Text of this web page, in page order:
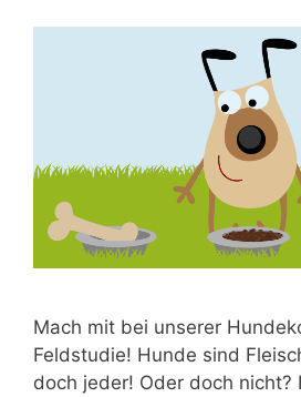
Mach mit bei unserer
Feldstudie! Hunde sind
doch jeder! Oder doch nicht?